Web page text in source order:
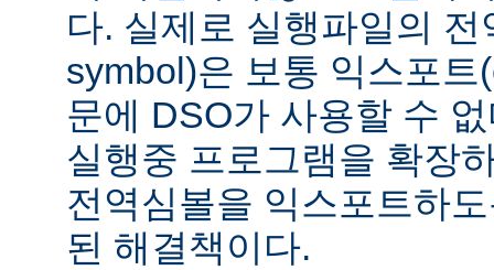
다. 실제로 실행파일의
symbol)은 보통 익스포
문에 DSO가 사용할 수
실행중 프로그램을 확장
전역심볼을 익스포트하
된 해결책이다.